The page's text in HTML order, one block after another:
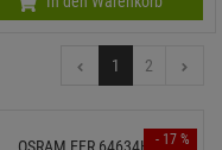
1 2
- 17 %